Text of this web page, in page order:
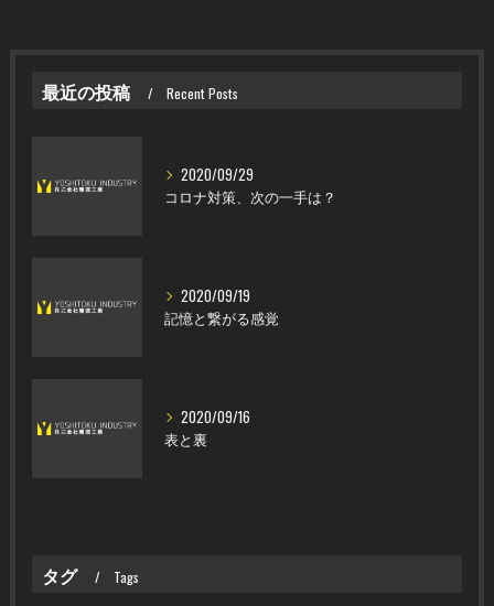
最近の投稿 Recent Posts
2020/09/29
コロナ対策、次の一手は？
2020/09/19
記憶と繋がる感覚
2020/09/16
表と裏
タグ Tags